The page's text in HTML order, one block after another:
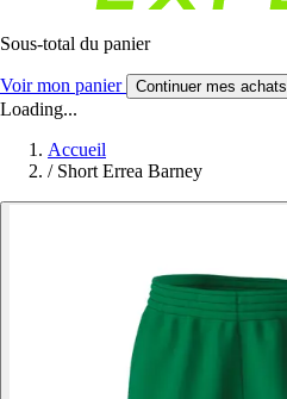
Sous-total du panier
Voir mon panier Continuer mes achats
Loading...
Accueil
/ Short Errea Barney